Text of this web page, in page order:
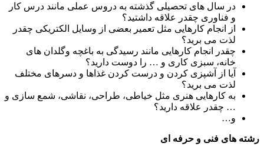
در سال های تحصیلی گذشته به دروس عملی مانند درس کار
و فناوری چقدر علاقه داشتید؟
از انجام کارهایی مثل تعمیر بعضی از وسایل الکتریکی چقدر
لذت می برید؟
چقدر انجام کارهایی مانند رسیدگی به باغچه وگلدان های
خانه، سبزی کاری و … را دوست دارید؟
آیا از آشپزی کردن و درست کردن غذاها و دسرهای مختلف
لذت می برید؟
به کارهایی هنری مثل خیاطی، طراحی، نقاشی، شمع سازی و
… چقدر علاقه دارید؟
و…
رشته های فنی و حرفه ای